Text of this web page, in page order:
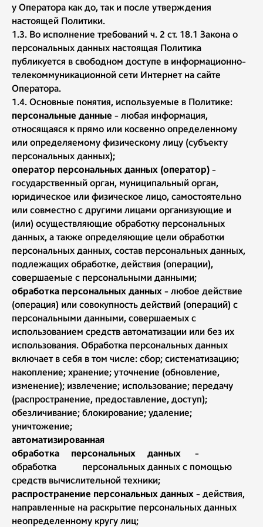
у Оператора как до, так и после утверждения
настоящей Политики.
1.3. Во исполнение требований ч. 2 ст. 18.1 Закона о
персональных данных настоящая Политика
публикуется в свободном доступе в информационно-
телекоммуникационной сети Интернет на сайте
Оператора.
1.4. Основные понятия, используемые в Политике:
персональные данные - любая информация,
относящаяся к прямо или косвенно определенному
или определяемому физическому лицу (субъекту
персональных данных);
оператор персональных данных (оператор) -
государственный орган, муниципальный орган,
юридическое или физическое лицо, самостоятельно
или совместно с другими лицами организующие и
(или) осуществляющие обработку персональных
данных, а также определяющие цели обработки
персональных данных, состав персональных данных,
подлежащих обработке, действия (операции),
совершаемые с персональными данными;
обработка персональных данных - любое действие
(операция) или совокупность действий (операций) с
персональными данными, совершаемых с
использованием средств автоматизации или без их
использования. Обработка персональных данных
включает в себя в том числе: сбор; систематизацию;
накопление; хранение; уточнение (обновление,
изменение); извлечение; использование; передачу
(распространение, предоставление, доступ);
обезличивание; блокирование; удаление;
уничтожение;
автоматизированная
обработка персональных данных -
обработка персональных данных с помощью
средств вычислительной техники;
распространение персональных данных - действия,
направленные на раскрытие персональных данных
неопределенному кругу лиц;